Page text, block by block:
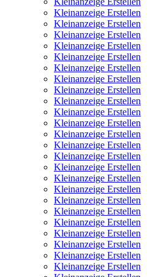
Kleinanzeige Erstellen
Kleinanzeige Erstellen
Kleinanzeige Erstellen
Kleinanzeige Erstellen
Kleinanzeige Erstellen
Kleinanzeige Erstellen
Kleinanzeige Erstellen
Kleinanzeige Erstellen
Kleinanzeige Erstellen
Kleinanzeige Erstellen
Kleinanzeige Erstellen
Kleinanzeige Erstellen
Kleinanzeige Erstellen
Kleinanzeige Erstellen
Kleinanzeige Erstellen
Kleinanzeige Erstellen
Kleinanzeige Erstellen
Kleinanzeige Erstellen
Kleinanzeige Erstellen
Kleinanzeige Erstellen
Kleinanzeige Erstellen
Kleinanzeige Erstellen
Kleinanzeige Erstellen
Kleinanzeige Erstellen